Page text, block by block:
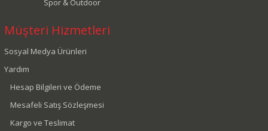
Spor & Outdoor
Müşteri Hizmetleri
Sosyal Medya Ürünleri
Yardım
Hesap Bilgileri ve Ödeme
Mesafeli Satış Sözleşmesi
Kargo ve Teslimat